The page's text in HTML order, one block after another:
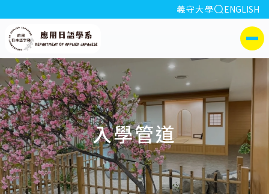
:::
義守大學 全站搜索
ENGLISH
側選單
入學管道